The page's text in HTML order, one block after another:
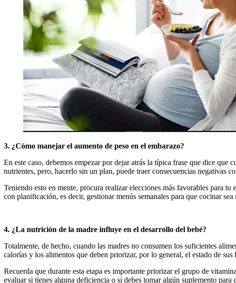
3. ¿Cómo manejar el aumento de peso en el embarazo?
En este caso, debemos empezar por dejar atrás la típica frase que dice que
nutrientes, pero, hacerlo sin un plan, puede traer consecuencias negativas
Teniendo esto en mente, procura realizar elecciones más favorables para
con planificación, es decir, gestionar menús semanales para que cocinar
4. ¿La nutrición de la madre influye en el desarrollo del bebé?
Totalmente, de hecho, cuando las madres no consumen los suficientes
calorías y los alimentos que deben priorizar, por lo general, el estado de sus
Recuerda que durante esta etapa es importante priorizar el grupo de
evaluar si tienes alguna deficiencia o si debes tomar algún suplemento para